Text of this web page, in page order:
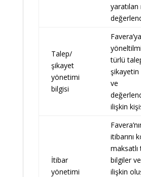
Talep/
şikayet
yönetimi
bilgisi
Favera’ya
türlü
şikayetin
ve
ilişkin
İtibar
yönetimi
itibarını
bilgiler
ilişkin